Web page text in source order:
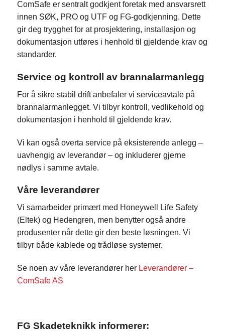
ComSafe er sentralt godkjent foretak med ansvarsrett
innen SØK, PRO og UTF og FG-godkjenning. Dette
gir deg trygghet for at prosjektering, installasjon og
dokumentasjon utføres i henhold til gjeldende krav og
standarder.
Service og kontroll av brannalarmanlegg
For å sikre stabil drift anbefaler vi serviceavtale på
brannalarmanlegget. Vi tilbyr kontroll, vedlikehold og
dokumentasjon i henhold til gjeldende krav.
Vi kan også overta service på eksisterende anlegg –
uavhengig av leverandør – og inkluderer gjerne
nødlys i samme avtale.
Våre leverandører
Vi samarbeider primært med Honeywell Life Safety
(Eltek) og Hedengren, men benytter også andre
produsenter når dette gir den beste løsningen. Vi
tilbyr både kablede og trådløse systemer.
Se noen av våre leverandører her Leverandører –
ComSafe AS
FG Skadeteknikk informerer: